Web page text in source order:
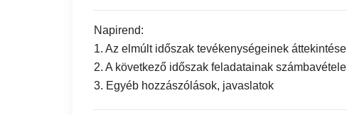
Napirend:
1. Az elmúlt időszak tevékenységeinek áttekintése
2. A következő időszak feladatainak számbavétele
3. Egyéb hozzászólások, javaslatok